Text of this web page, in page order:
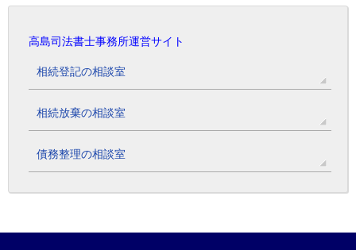
高島司法書士事務所運営サイト
相続登記の相談室
相続放棄の相談室
債務整理の相談室